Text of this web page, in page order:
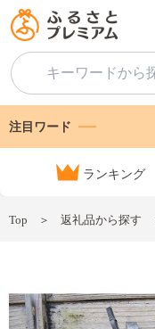
注目ワード
ランキング
Top 返礼品から探す